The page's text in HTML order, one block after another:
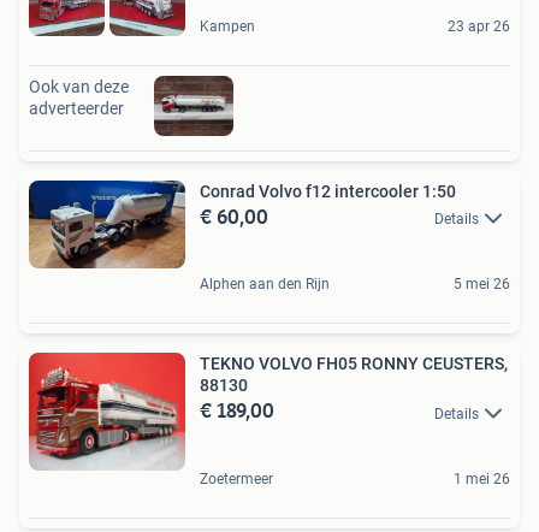
Kampen 23 apr 26
Ook van deze
adverteerder
Conrad Volvo f12 intercooler 1:50
€ 60,00 Details
Alphen aan den Rijn 5 mei 26
TEKNO VOLVO FH05 RONNY CEUSTERS,
88130
€ 189,00 Details
Zoetermeer 1 mei 26